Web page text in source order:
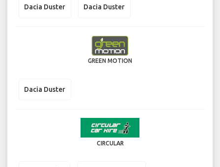
Dacia Duster Dacia Duster
GREEN MOTION
Dacia Duster
CIRCULAR